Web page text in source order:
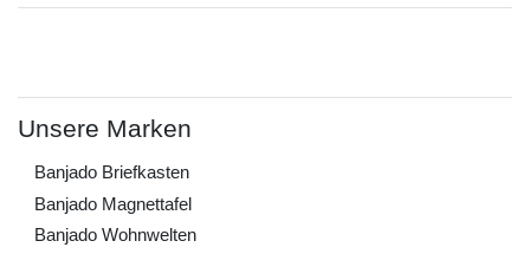
Unsere Marken
Banjado Briefkasten
Banjado Magnettafel
Banjado Wohnwelten